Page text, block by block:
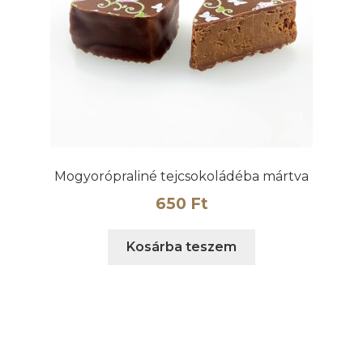
Mogyorópraliné tejcsokoládéba mártva
650 Ft
Kosárba teszem